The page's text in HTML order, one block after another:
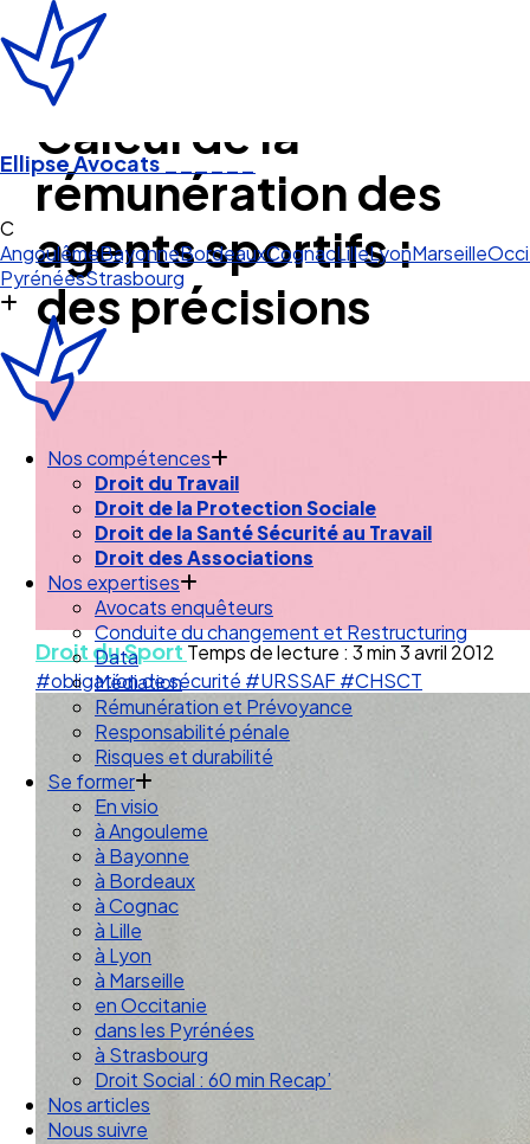
Ellipse Avocats______
Cognac
AngoulêmeBayonneBordeauxCognacLilleLyonMarseille
PyrénéesStrasbourg
Nos compétences
Droit du Travail
Droit de la Protection Sociale
Droit de la Santé Sécurité au Travail
Droit des Associations
Nos expertises
Avocats enquêteurs
Conduite du changement et Restructuring
Data
Médiation
Rémunération et Prévoyance
Responsabilité pénale
Risques et durabilité
Se former
En visio
à Angouleme
à Bayonne
à Bordeaux
à Cognac
à Lille
à Lyon
à Marseille
en Occitanie
dans les Pyrénées
à Strasbourg
Droit Social : 60 min Recap’
Nos articles
Nous suivre
Calcul de la
rémunération des
agents sportifs :
des précisions
Droit du SportTemps de lecture : 3 min3 avril 2012
#obligation de sécurité #URSSAF#CHSCT